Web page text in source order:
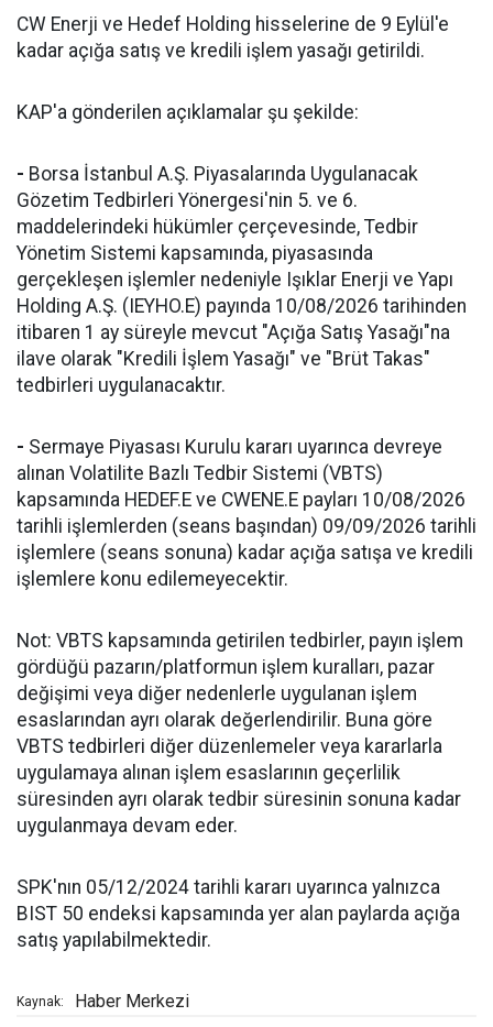
CW Enerji ve Hedef Holding hisselerine de 9 Eylül'e
kadar açığa satış ve kredili işlem yasağı getirildi.
KAP'a gönderilen açıklamalar şu şekilde:
- Borsa İstanbul A.Ş. Piyasalarında Uygulanacak
Gözetim Tedbirleri Yönergesi'nin 5. ve 6.
maddelerindeki hükümler çerçevesinde, Tedbir
Yönetim Sistemi kapsamında, piyasasında
gerçekleşen işlemler nedeniyle Işıklar Enerji ve Yapı
Holding A.Ş. (IEYHO.E) payında 10/08/2026 tarihinden
itibaren 1 ay süreyle mevcut "Açığa Satış Yasağı"na
ilave olarak "Kredili İşlem Yasağı" ve "Brüt Takas"
tedbirleri uygulanacaktır.
- Sermaye Piyasası Kurulu kararı uyarınca devreye
alınan Volatilite Bazlı Tedbir Sistemi (VBTS)
kapsamında HEDEF.E ve CWENE.E payları 10/08/2026
tarihli işlemlerden (seans başından) 09/09/2026 tarihli
işlemlere (seans sonuna) kadar açığa satışa ve kredili
işlemlere konu edilemeyecektir.
Not: VBTS kapsamında getirilen tedbirler, payın işlem
gördüğü pazarın/platformun işlem kuralları, pazar
değişimi veya diğer nedenlerle uygulanan işlem
esaslarından ayrı olarak değerlendirilir. Buna göre
VBTS tedbirleri diğer düzenlemeler veya kararlarla
uygulamaya alınan işlem esaslarının geçerlilik
süresinden ayrı olarak tedbir süresinin sonuna kadar
uygulanmaya devam eder.
SPK'nın 05/12/2024 tarihli kararı uyarınca yalnızca
BIST 50 endeksi kapsamında yer alan paylarda açığa
satış yapılabilmektedir.
Kaynak: Haber Merkezi